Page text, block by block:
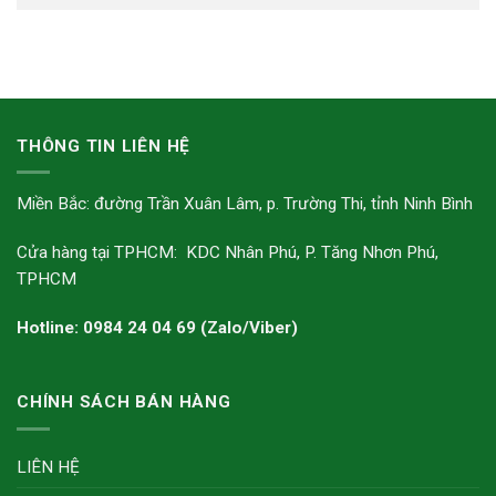
THÔNG TIN LIÊN HỆ
Miền Bắc: đường Trần Xuân Lâm, p. Trường Thi, tỉnh Ninh Bình
Cửa hàng tại TPHCM: KDC Nhân Phú, P. Tăng Nhơn Phú,
TPHCM
Hotline: 0984 24 04 69 (Zalo/Viber)
CHÍNH SÁCH BÁN HÀNG
LIÊN HỆ